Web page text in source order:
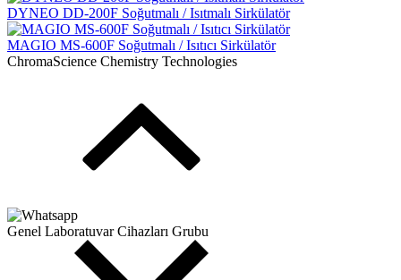
DYNEO DD-200F Soğutmalı / Isıtmalı Sirkülatör
MAGIO MS-600F Soğutmalı / Isıtıcı Sirkülatör
ChromaScience Chemistry Technologies
Genel Laboratuvar Cihazları Grubu